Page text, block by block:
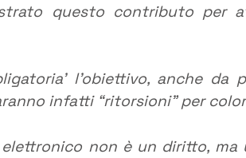
questo contributo per
l’obiettivo, anche
infatti “ritorsioni” per
non è un diritto,